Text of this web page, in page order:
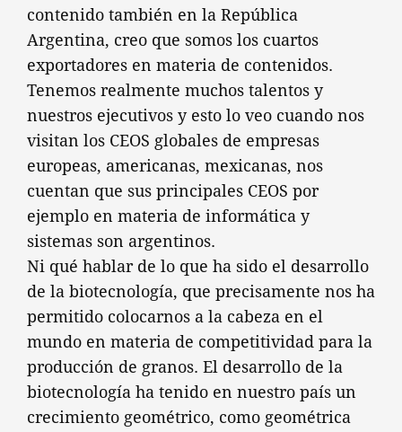
contenido también en la República
Argentina, creo que somos los cuartos
exportadores en materia de contenidos.
Tenemos realmente muchos talentos y
nuestros ejecutivos y esto lo veo cuando nos
visitan los CEOS globales de empresas
europeas, americanas, mexicanas, nos
cuentan que sus principales CEOS por
ejemplo en materia de informática y
sistemas son argentinos.
Ni qué hablar de lo que ha sido el desarrollo
de la biotecnología, que precisamente nos ha
permitido colocarnos a la cabeza en el
mundo en materia de competitividad para la
producción de granos. El desarrollo de la
biotecnología ha tenido en nuestro país un
crecimiento geométrico, como geométrica